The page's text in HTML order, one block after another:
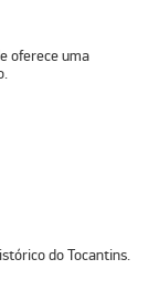
oferece uma
do Tocantins.